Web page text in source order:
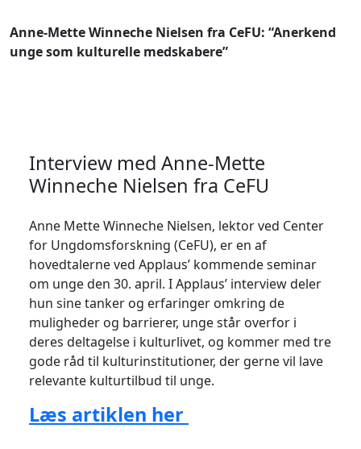
Anne-Mette Winneche Nielsen fra CeFU: “Anerkend
unge som kulturelle medskabere”
Interview med Anne-Mette
Winneche Nielsen fra CeFU
Anne Mette Winneche Nielsen, lektor ved Center
for Ungdomsforskning (CeFU), er en af
hovedtalerne ved Applaus’ kommende seminar
om unge den 30. april. I Applaus’ interview deler
hun sine tanker og erfaringer omkring de
muligheder og barrierer, unge står overfor i
deres deltagelse i kulturlivet, og kommer med tre
gode råd til kulturinstitutioner, der gerne vil lave
relevante kulturtilbud til unge.
Læs artiklen her